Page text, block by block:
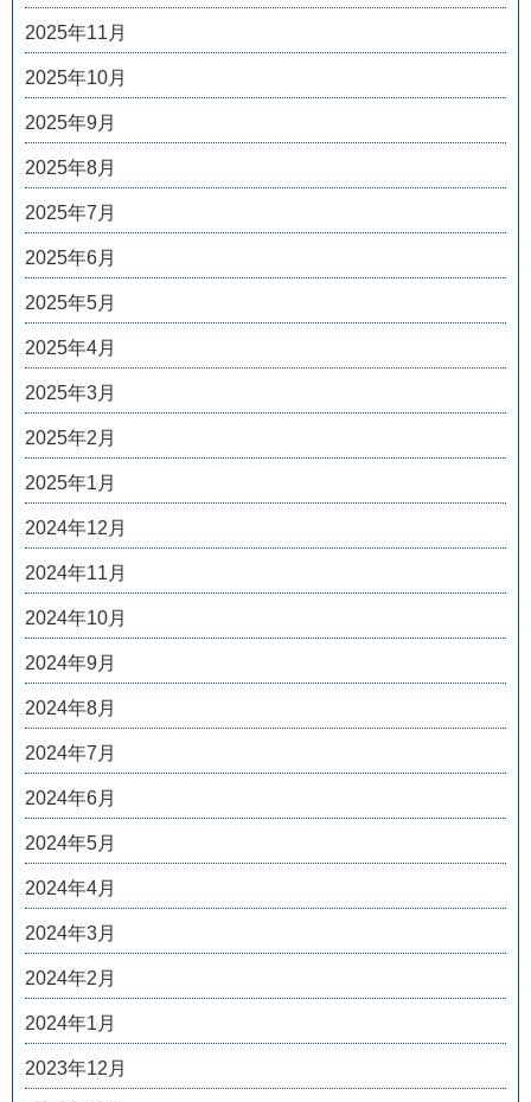
2025年11月
2025年10月
2025年9月
2025年8月
2025年7月
2025年6月
2025年5月
2025年4月
2025年3月
2025年2月
2025年1月
2024年12月
2024年11月
2024年10月
2024年9月
2024年8月
2024年7月
2024年6月
2024年5月
2024年4月
2024年3月
2024年2月
2024年1月
2023年12月